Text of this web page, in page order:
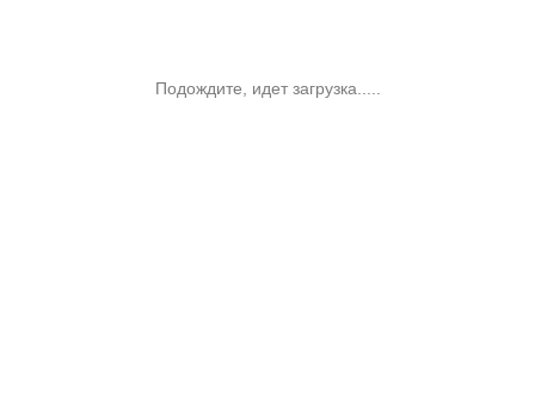
Подождите, идет загрузка.....